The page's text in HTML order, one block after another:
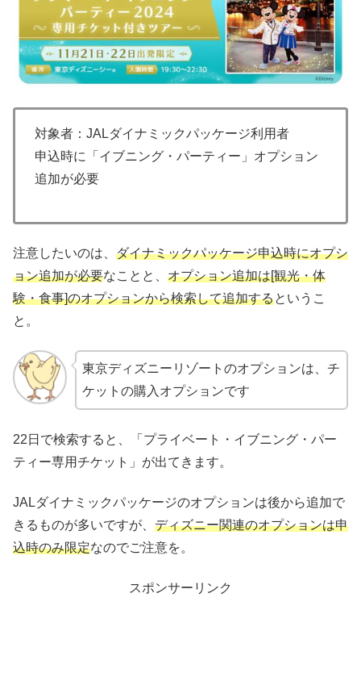
対象者：JALダイナミックパッケージ利用者
申込時に「イブニング・パーティー」オプション
追加が必要
注意したいのは、 ダイナミックパッケージ申込時にオプシ
ョン追加が必要なことと、 オプション追加は[観光・体
験・食事]のオプションから検索して追加するというこ
と。
東京ディズニーリゾートのオプションは、チ
ケットの購入オプションです
22日で検索すると、「プライベート・イブニング・パー
ティー専用チケット」が出てきます。
JALダイナミックパッケージのオプションは後から追加で
きるものが多いですが、 ディズニー関連のオプションは申
込時のみ限定なのでご注意を。
スポンサーリンク